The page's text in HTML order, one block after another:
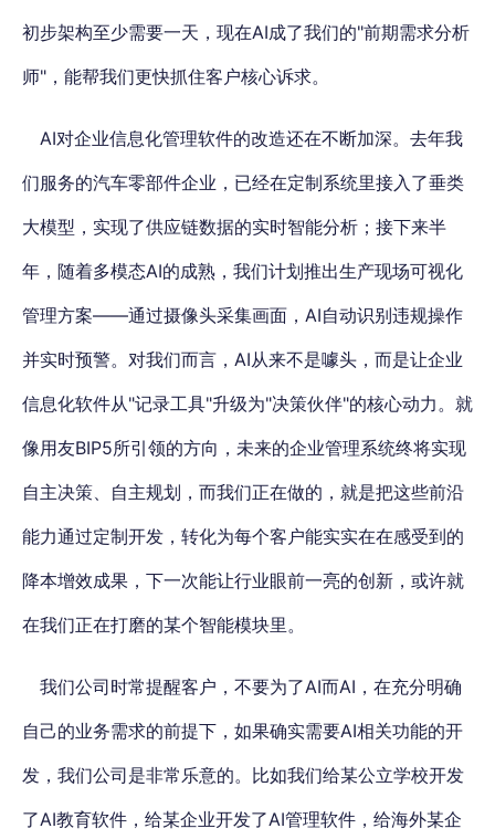
初步架构至少需要一天，现在AI成了我们的"前期需求分析
师"，能帮我们更快抓住客户核心诉求。
AI对企业信息化管理软件的改造还在不断加深。去年我
们服务的汽车零部件企业，已经在定制系统里接入了垂类
大模型，实现了供应链数据的实时智能分析；接下来半
年，随着多模态AI的成熟，我们计划推出生产现场可视化
管理方案——通过摄像头采集画面，AI自动识别违规操作
并实时预警。对我们而言，AI从来不是噱头，而是让企业
信息化软件从"记录工具"升级为"决策伙伴"的核心动力。就
像用友BIP5所引领的方向，未来的企业管理系统终将实现
自主决策、自主规划，而我们正在做的，就是把这些前沿
能力通过定制开发，转化为每个客户能实实在在感受到的
降本增效成果，下一次能让行业眼前一亮的创新，或许就
在我们正在打磨的某个智能模块里。
我们公司时常提醒客户，不要为了AI而AI，在充分明确
自己的业务需求的前提下，如果确实需要AI相关功能的开
发，我们公司是非常乐意的。 比如我们给某公立学校开发
了AI教育软件，给某企业开发了AI管理软件，给海外某企